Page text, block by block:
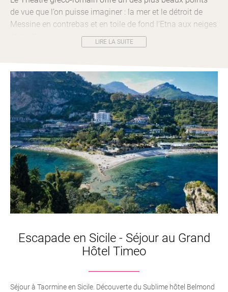
de vue que l’on puisse imaginer : la mer et le détroit de
Messine en contrebas et en toile de fond l’Etna aux neiges
LIRE LA SUITE
Escapade en Sicile - Séjour au Grand
Hôtel Timeo
Séjour à Taormine en Sicile. Découverte du Sublime hôtel Belmond